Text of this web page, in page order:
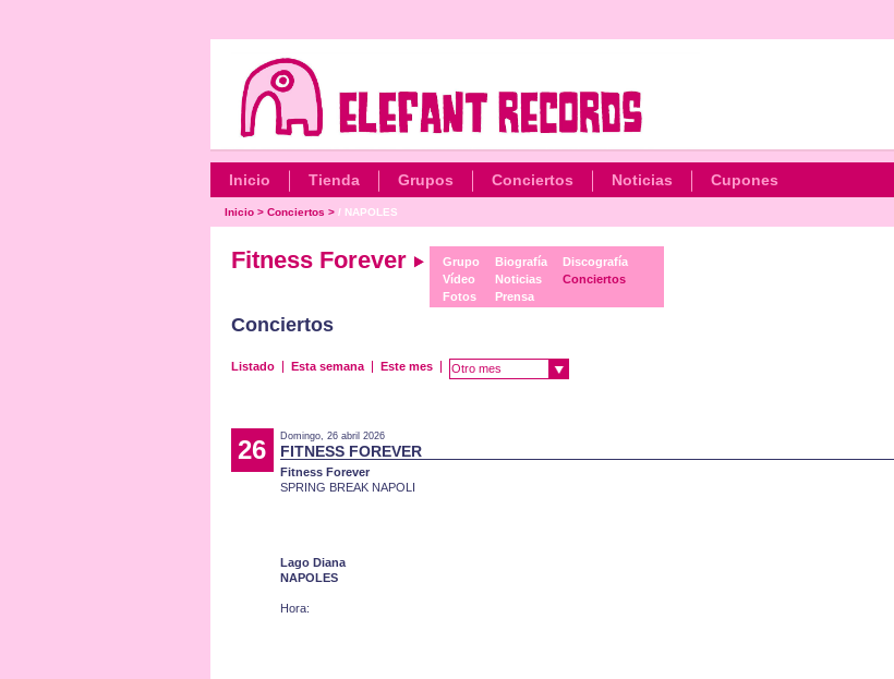
Inicio Tienda Grupos Conciertos Noticias Cupones
Inicio> Conciertos > / NAPOLES
Fitness Forever
Grupo
Vídeo
Fotos
Biografía
Noticias
Prensa
Discografía
Conciertos
Conciertos
Listado Esta semana Este mes Otro mes
26 Domingo, 26 abril 2026
FITNESS FOREVER
Fitness Forever
SPRING BREAK NAPOLI
Lago Diana
NAPOLES
Hora: